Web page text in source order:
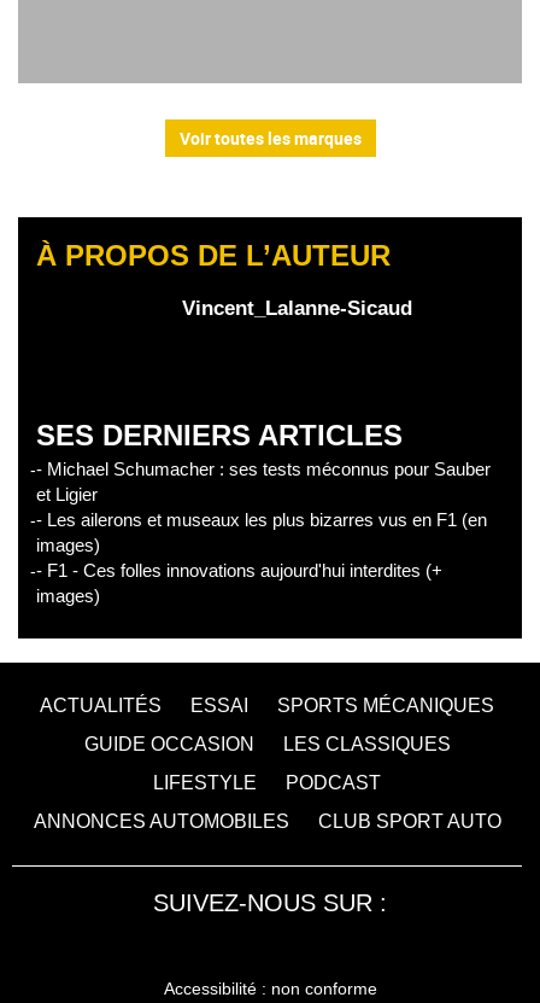
Voir toutes les marques
À PROPOS DE L’AUTEUR
Vincent_Lalanne-Sicaud
SES DERNIERS ARTICLES
- Michael Schumacher : ses tests méconnus pour Sauber
et Ligier
- Les ailerons et museaux les plus bizarres vus en F1 (en
images)
- F1 - Ces folles innovations aujourd'hui interdites (+
images)
ACTUALITÉS ESSAI
SPORTS MÉCANIQUES
GUIDE OCCASION
LES CLASSIQUES
LIFESTYLE
PODCAST
ANNONCES AUTOMOBILES
CLUB SPORT AUTO
SUIVEZ-NOUS SUR :
Accessibilité : non conforme